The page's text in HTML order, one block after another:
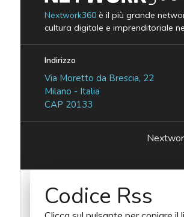
Nextwork360è il più grande
cultura digitale e imprenditoriale
Indirizzo
Via Moretto da Brescia, 22
Milano - Italia
CAP 20133
Codice Rss